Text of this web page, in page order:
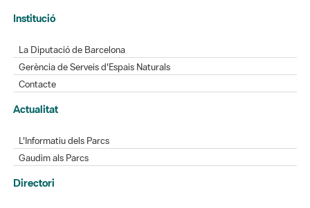
Institució
La Diputació de Barcelona
Gerència de Serveis d'Espais Naturals
Contacte
Actualitat
L'Informatiu dels Parcs
Gaudim als Parcs
Directori